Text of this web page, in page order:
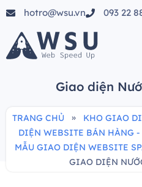
hotro@wsu.vn 093 22
Giao diện
TRANG CHỦ » KHO GIAO
DIỆN WEBSITE BÁN HÀNG
MẪU GIAO DIỆN WEBSITE
GIAO DIỆN